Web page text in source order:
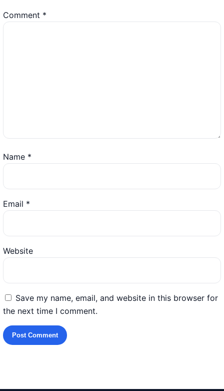
Comment *
Name *
Email *
Website
Save my name, email, and website in this browser for
the next time I comment.